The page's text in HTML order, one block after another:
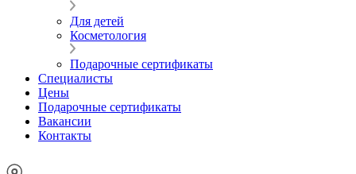
Для детей
Косметология
Подарочные сертификаты
Специалисты
Цены
Подарочные сертификаты
Вакансии
Контакты